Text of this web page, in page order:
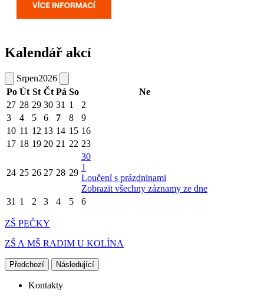
Kalendář akcí
Srpen2026
Po Út St Čt Pá So
Ne
27 28 29 30 31 1
2
3
4 5 6 7 8
9
10 11 12 13 14 15 16
17 18 19 20 21 22 23
24 25 26 27 28 29
30
1
Loučení s prázdninami
Zobrazit všechny záznamy ze dne
31 1 2 3 4 5 6
ZŠ PEČKY
ZŠ A MŠ RADIM U KOLÍNA
Předchozí Následující
Kontakty